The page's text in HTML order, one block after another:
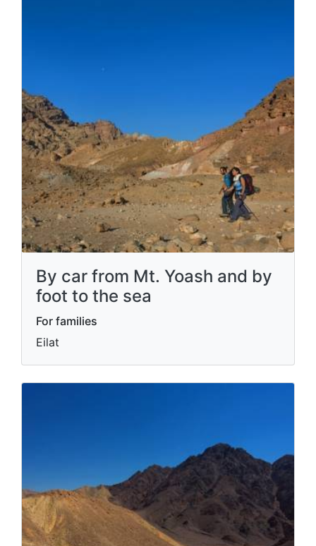
By car from Mt. Yoash and by
foot to the sea
For families
Eilat